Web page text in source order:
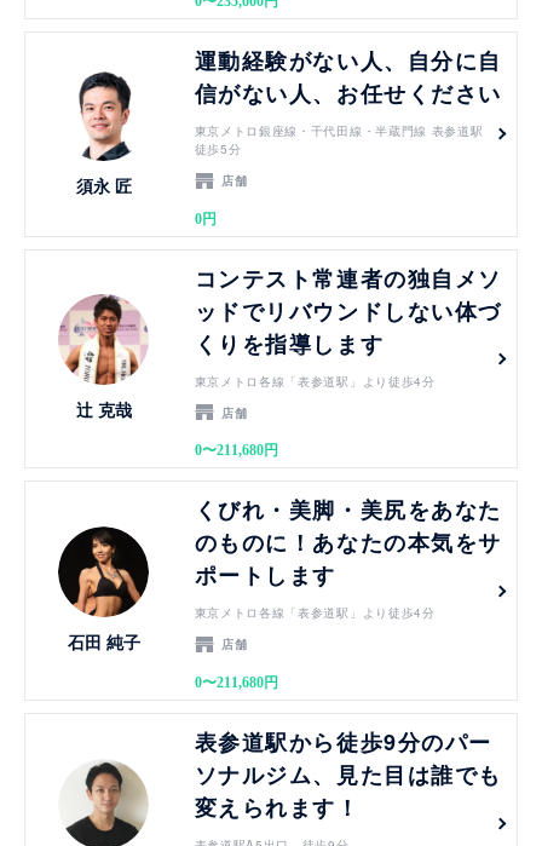
須永 匠
運動経験がない人、自分に自
信がない人、お任せください
東京メトロ銀座線・千代田線・半蔵門線 表参道駅
徒歩5分
店舗
0円
辻 克哉
コンテスト常連者の独自メソ
ッドでリバウンドしない体づ
くりを指導します
東京メトロ各線「表参道駅」より徒歩4分
店舗
0〜211,680円
石田 純子
くびれ・美脚・美尻をあなた
のものに！あなたの本気をサ
ポートします
東京メトロ各線「表参道駅」より徒歩4分
店舗
0〜211,680円
表参道駅から徒歩9分のパー
ソナルジム、見た目は誰でも
変えられます！